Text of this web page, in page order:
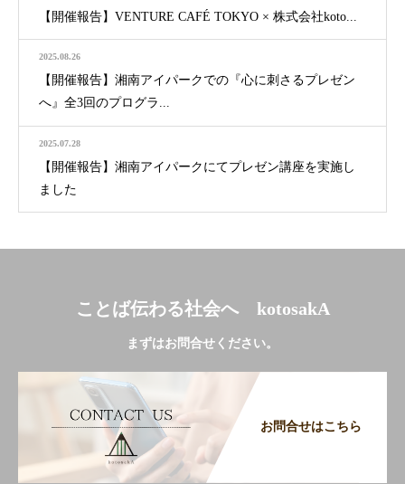
【開催報告】VENTURE CAFÉ TOKYO × 株式会社koto...
2025.08.26
【開催報告】湘南アイパークでの『心に刺さるプレゼン
へ』全3回のプログラ...
2025.07.28
【開催報告】湘南アイパークにてプレゼン講座を実施し
ました
ことば伝わる社会へ kotosakA
まずはお問合せください。
お問合せはこちら